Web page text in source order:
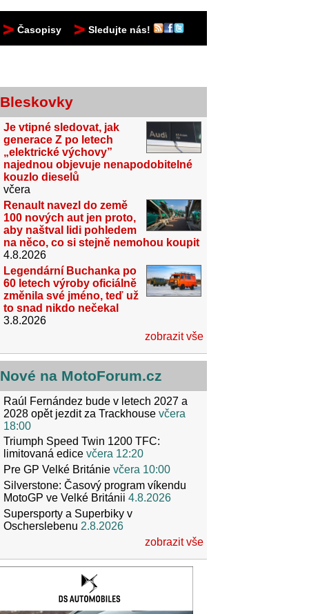
Časopisy Sledujte nás!
Bleskovky
Je vtipné sledovat, jak
generace Z po letech
„elektrické výchovy”
najednou objevuje nenapodobitelné
kouzlo dieselů
včera
Renault navezl do země
100 nových aut jen proto,
aby naštval lidi pohledem
na něco, co si stejně nemohou koupit
4.8.2026
Legendární Buchanka po
60 letech výroby oficiálně
změnila své jméno, teď už
to snad nikdo nečekal
3.8.2026
zobrazit vše
Nové na MotoForum.cz
Raúl Fernández bude v letech 2027 a
2028 opět jezdit za Trackhouse včera
18:00
Triumph Speed Twin 1200 TFC:
limitovaná edice včera 12:20
Pre GP Velké Británie včera 10:00
Silverstone: Časový program víkendu
MotoGP ve Velké Británii 4.8.2026
Supersporty a Superbiky v
Oscherslebenu 2.8.2026
zobrazit vše